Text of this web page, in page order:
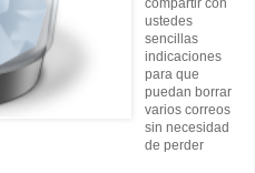
compartir con
ustedes
sencillas
indicaciones
para que
puedan borrar
varios correos
sin necesidad
de perder